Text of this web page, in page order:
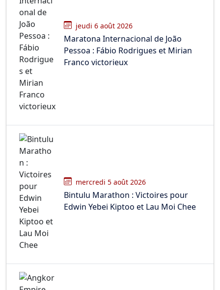
jeudi 6 août 2026
Maratona Internacional de João
Pessoa : Fábio Rodrigues et Mirian
Franco victorieux
mercredi 5 août 2026
Bintulu Marathon : Victoires pour
Edwin Yebei Kiptoo et Lau Moi Chee